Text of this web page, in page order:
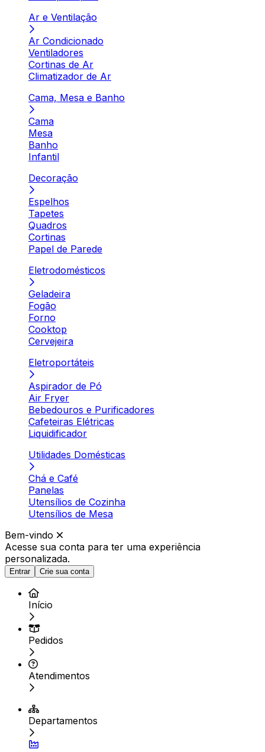
Ar e Ventilação
Ar Condicionado
Ventiladores
Cortinas de Ar
Climatizador de Ar
Cama, Mesa e Banho
Cama
Mesa
Banho
Infantil
Decoração
Espelhos
Tapetes
Quadros
Cortinas
Papel de Parede
Eletrodomésticos
Geladeira
Fogão
Forno
Cooktop
Cervejeira
Eletroportáteis
Aspirador de Pó
Air Fryer
Bebedouros e Purificadores
Cafeteiras Elétricas
Liquidificador
Utilidades Domésticas
Chá e Café
Panelas
Utensílios de Cozinha
Utensílios de Mesa
Bem-vindo
Acesse sua conta para ter uma experiência
personalizada.
Entrar Crie sua conta
Início
Pedidos
Atendimentos
Departamentos